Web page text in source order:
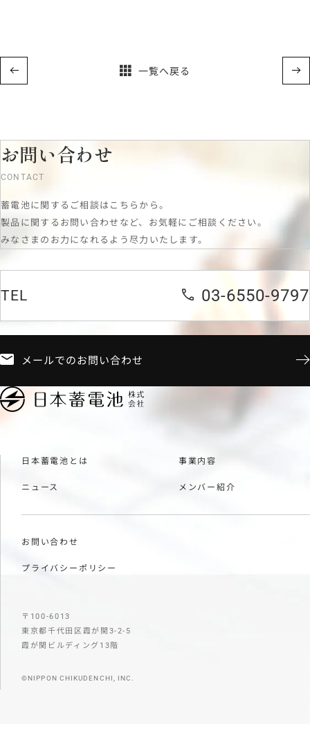
一覧へ戻る
お問い合わせ
CONTACT
蓄電池に関するご相談はこちらから。
製品に関するお問い合わせなど、お気軽にご相談ください。
みなさまのお力になれるよう尽力いたします。
TEL 03-6550-9797
メールでのお問い合わせ
日本蓄電池とは
ニュース
事業内容
メンバー紹介
お問い合わせ
プライバシーポリシー
〒100-6013
東京都千代田区霞が関3-2-5
霞が関ビルディング13階
©NIPPON CHIKUDENCHI, INC.